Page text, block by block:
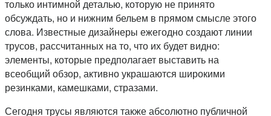
только интимной деталью, которую не принято
обсуждать, но и нижним бельем в прямом смысле этого
слова. Известные дизайнеры ежегодно создают линии
трусов, рассчитанных на то, что их будет видно:
элементы, которые предполагает выставить на
всеобщий обзор, активно украшаются широкими
резинками, камешками, стразами.
Сегодня трусы являются также абсолютно публичной